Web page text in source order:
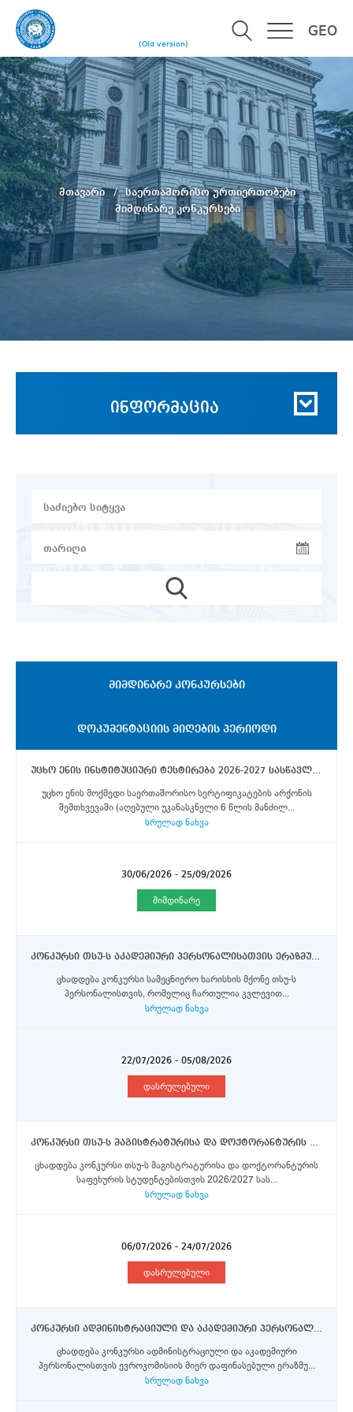
(Old version)
GEO
მთავარი
საერთაშორისო ურთიერთობები
მიმდინარე კონკურსები
ინფორმაცია
ᲛᲘᲛᲓᲘᲜᲐᲠᲔ ᲙᲝᲜᲙᲣᲠᲡᲔᲑᲘ
ᲓᲝᲙᲣᲛᲔᲜᲢᲐᲪᲘᲘᲡ ᲛᲘᲦᲔᲑᲘᲡ ᲞᲔᲠᲘᲝᲓᲘ
უცხო ენის ინსტიტუციური ტესტირება 2026-2027 სასწავლო წლის გაზაფხულის სემესტრისათვის დაგეგმილ თსუ-ს გაცვლით და მობილობის პროგრამებში მონაწილეობის მსურველი სტუდენტებისათვის
უცხო ენის მოქმედი საერთაშორისო სერტიფიკატების არქონის
შემთხვევაში (აღებული უკანასკნელი 6 წლის მანძილ...
სრულად ნახვა
30/06/2026 - 25/09/2026
მიმდინარე
კონკურსი თსუ-ს აკადემიური პერსონალისათვის ერაზმუს+ და DAAD-ს აღმოსავლეთ პარტნიორობის პროგრამების სტიპენდიების მოსაპოვებლად
ცხადდება კონკურსი სამეცნიერო ხარისხის მქონე თსუ-ს
პერსონალისთვის, რომელიც ჩართულია კვლევით...
სრულად ნახვა
22/07/2026 - 05/08/2026
დასრულებული
კონკურსი თსუ-ს მაგისტრატურისა და დოქტორანტურის საფეხურის სტუდენტებისთვის 2026/2027 სასწავლო წლის გაზაფხულის სემესტრისათვის ლაკვილას უნივერსიტეტში ერაზმუს+ პროგრამის სტიპენდიების მოსაპოვებლად
ცხადდება კონკურსი თსუ-ს მაგისტრატურისა და დოქტორანტურის
საფეხურის სტუდენტებისთვის 2026/2027 სას...
სრულად ნახვა
06/07/2026 - 24/07/2026
დასრულებული
კონკურსი ადმინისტრაციული და აკადემიური პერსონალისთვის ერაზმუს+ პროგრამის სტიპენდიების მოსასპოვებლად
ცხადდება კონკურსი ადმინისტრაციული და აკადემიური
პერსონალისთვის ევროკომისიის მიერ დაფინასებული ერაზმუ...
სრულად ნახვა